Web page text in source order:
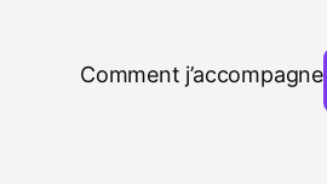
Comment j’accompagne